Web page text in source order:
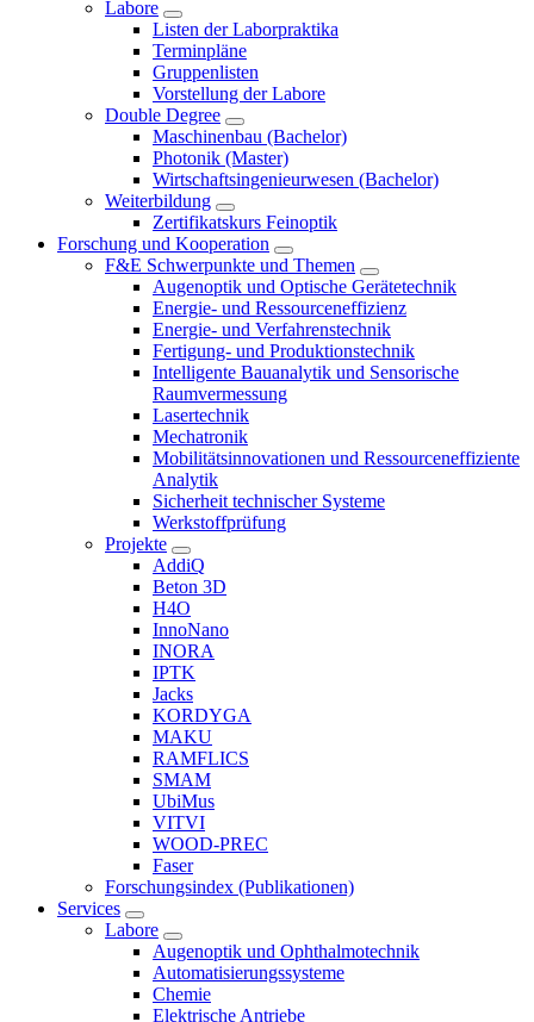
Labore
Listen der Laborpraktika
Terminpläne
Gruppenlisten
Vorstellung der Labore
Double Degree
Maschinenbau (Bachelor)
Photonik (Master)
Wirtschaftsingenieurwesen (Bachelor)
Weiterbildung
Zertifikatskurs Feinoptik
Forschung und Kooperation
F&E Schwerpunkte und Themen
Augenoptik und Optische Gerätetechnik
Energie- und Ressourceneffizienz
Energie- und Verfahrenstechnik
Fertigung- und Produktionstechnik
Intelligente Bauanalytik und Sensorische
Raumvermessung
Lasertechnik
Mechatronik
Mobilitätsinnovationen und Ressourceneffiziente
Analytik
Sicherheit technischer Systeme
Werkstoffprüfung
Projekte
AddiQ
Beton 3D
H4O
InnoNano
INORA
IPTK
Jacks
KORDYGA
MAKU
RAMFLICS
SMAM
UbiMus
VITVI
WOOD-PREC
Faser
Forschungsindex (Publikationen)
Services
Labore
Augenoptik und Ophthalmotechnik
Automatisierungssysteme
Chemie
Elektrische Antriebe